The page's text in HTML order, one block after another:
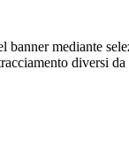
mediante
diversi